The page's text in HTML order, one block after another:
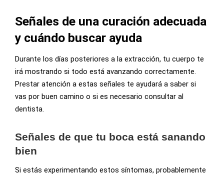
Señales de una curación adecuada
y cuándo buscar ayuda
Durante los días posteriores a la extracción, tu cuerpo te
irá mostrando si todo está avanzando correctamente.
Prestar atención a estas señales te ayudará a saber si
vas por buen camino o si es necesario consultar al
dentista.
Señales de que tu boca está sanando
bien
Si estás experimentando estos síntomas, probablemente